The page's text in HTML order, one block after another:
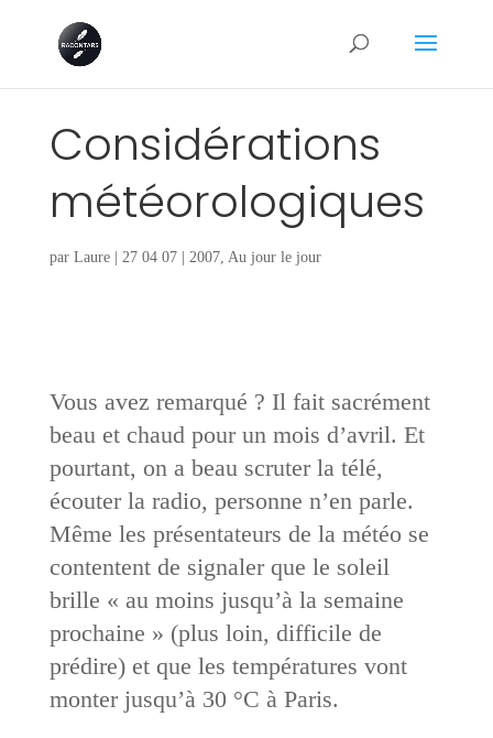
Considérations
météorologiques
par Laure| 27 04 07| 2007, Au jour le jour
Vous avez remarqué ? Il fait sacrément
beau et chaud pour un mois d’avril. Et
pourtant, on a beau scruter la télé,
écouter la radio, personne n’en parle.
Même les présentateurs de la météo se
contentent de signaler que le soleil
brille « au moins jusqu’à la semaine
prochaine » (plus loin, difficile de
prédire) et que les températures vont
monter jusqu’à 30 °C à Paris.